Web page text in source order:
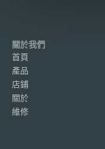
關於我們
首頁
產品
店鋪
關於
維修